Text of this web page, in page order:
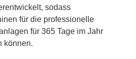
sodass
für die professionelle
für 365 Tage im Jahr
können.